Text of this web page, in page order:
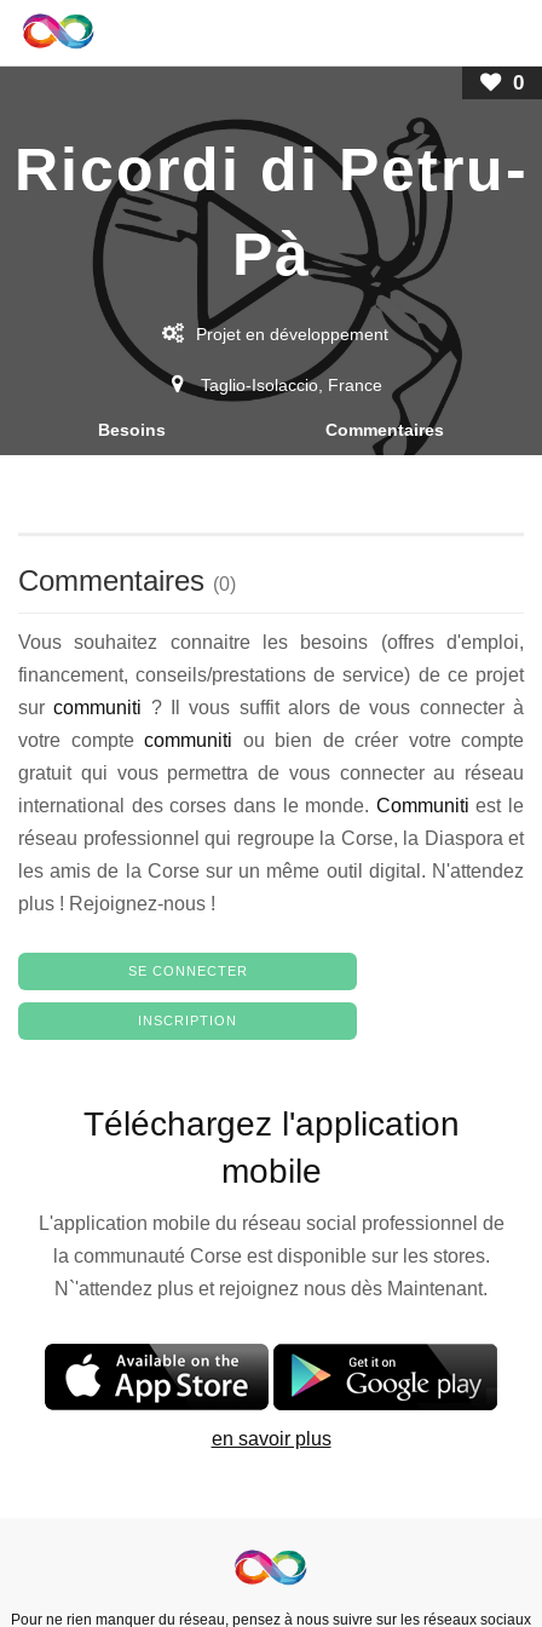
Ricordi di Petru-
Pà
Projet en développement
Taglio-Isolaccio France
Besoins Commentaires
0
Commentaires (0)
Vous souhaitez connaitre les besoins (offres d'emploi,
financement, conseils/prestations de service) de ce projet
surcommuniti ? Il vous suffit alors de vous connecter à
votre compte communiti ou bien de créer votre compte
gratuit qui vous permettra de vous connecter au réseau
international des corses dans le monde. Communiti est le
réseau professionnel qui regroupe la Corse, la Diaspora et
les amis de la Corse sur un même outil digital. N'attendez
plus ! Rejoignez-nous !
SE CONNECTER
INSCRIPTION
Téléchargez l'application
mobile
L'application mobile du réseau social professionnel de
la communauté Corse est disponible sur les stores.
N`'attendez plus et rejoignez nous dès Maintenant.
en savoir plus
Pour ne rien manquer du réseau, pensez à nous suivre sur les réseaux sociaux